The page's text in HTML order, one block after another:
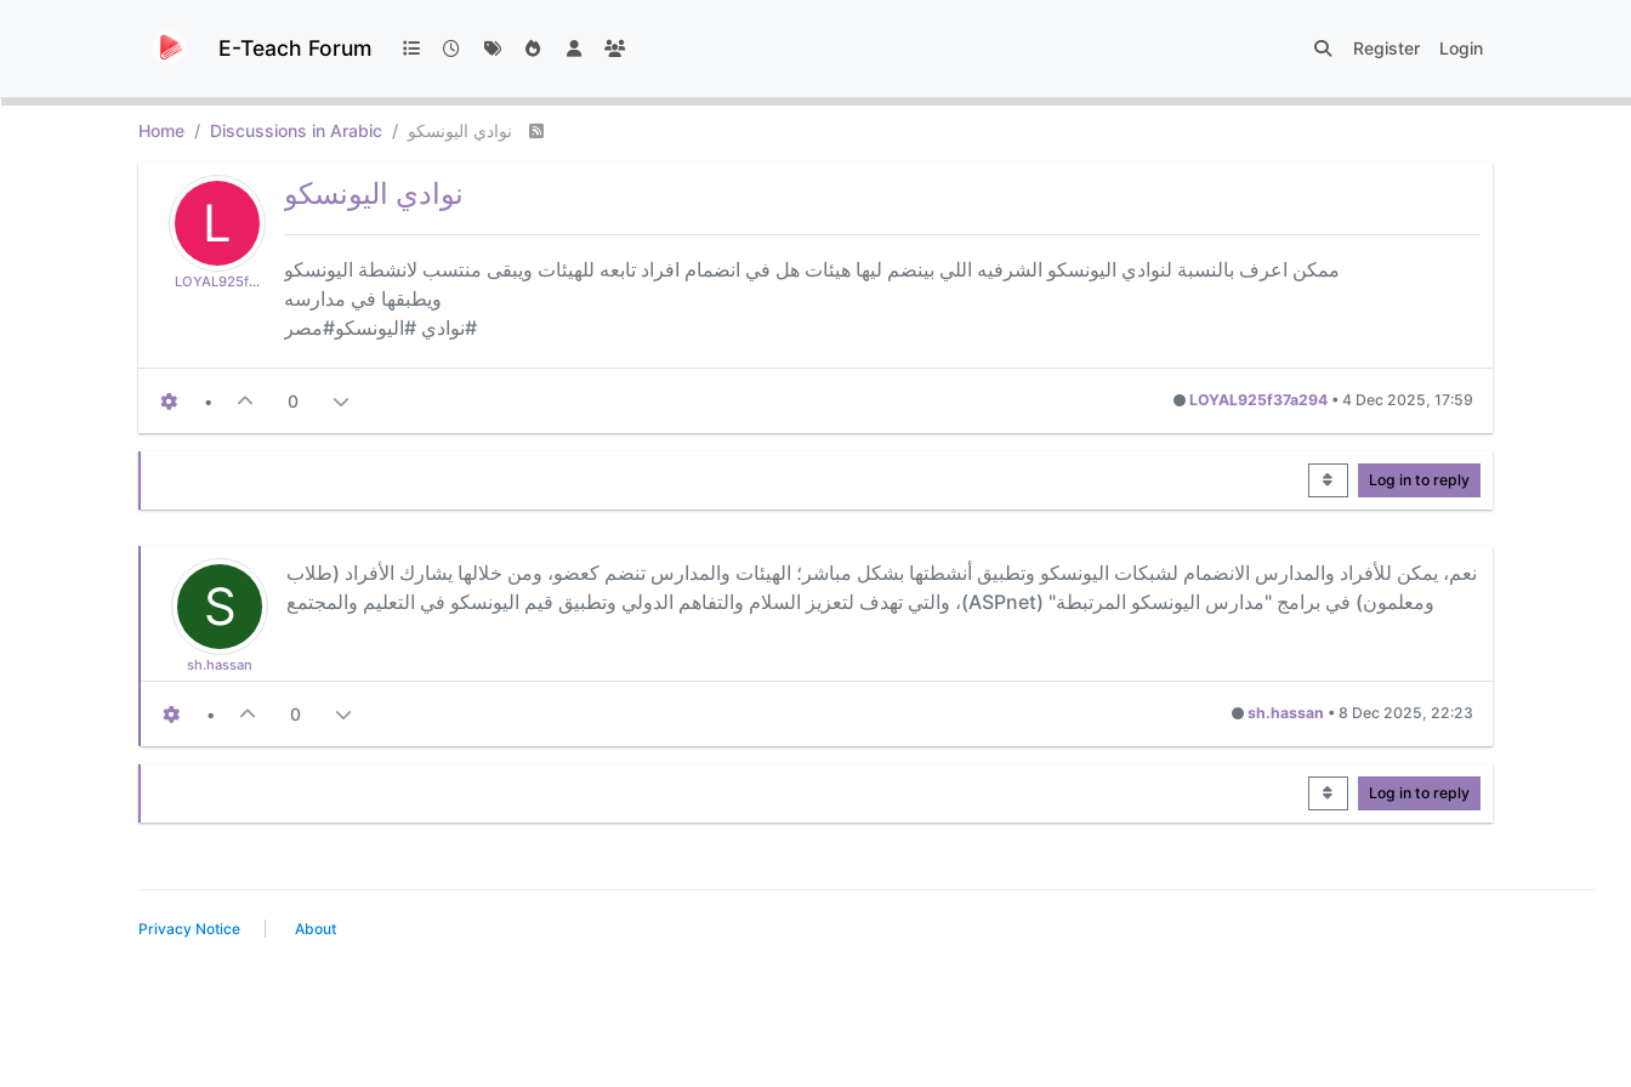
E-Teach Forum Register Login
Home Discussions in Arabic
L
LOYAL925f37a294
نوادي اليونسكو
ممكن اعرف بالنسبة لنوادي اليونسكو الشرفيه اللي بينضم ليها هيئات هل في انضمام افراد تابعه للهيئات ويبقى منتسب لانشطة اليونسكو
ويطبقها في مدارسه
#نوادي #اليونسكو#مصر
• 0 LOYAL925f37a294 • 4 Dec 2025, 17:59
Log in to reply
S
sh.hassan
نعم، يمكن للأفراد والمدارس الانضمام لشبكات اليونسكو وتطبيق أنشطتها بشكل مباشر؛ الهيئات والمدارس تنضم كعضو، ومن خلالها يشارك الأفراد (طلاب
ومعلمون) في برامج "مدارس اليونسكو المرتبطة" (ASPnet)، والتي تهدف لتعزيز السلام والتفاهم الدولي وتطبيق قيم اليونسكو في التعليم والمجتمع
• 0 sh.hassan • 8 Dec 2025, 22:23
Log in to reply
Privacy Notice About